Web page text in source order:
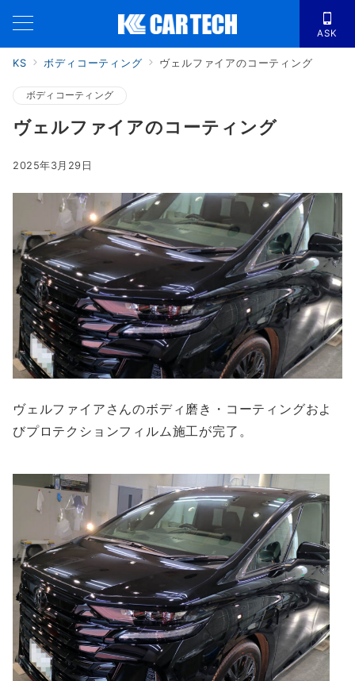
ASK
KS ボディコーティング ヴェルファイアのコーティング
ボディコーティング
ヴェルファイアのコーティング
2025年3月29日
ヴェルファイアさんのボディ磨き・コーティングおよ
びプロテクションフィルム施工が完了。